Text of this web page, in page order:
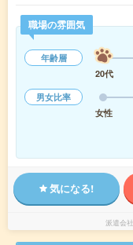
職場の雰囲気
年齢層
20代
男女比率
女性
気になる!
派遣会社